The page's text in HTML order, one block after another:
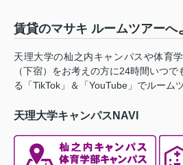
賃貸のマサキ ルームツアーへ
天理大学の杣之内キャンパスや体育
（下宿）をお考えの方に24時間いつ
る「TikTok」＆「YouTube」でルーム
天理大学キャンパスNAVI